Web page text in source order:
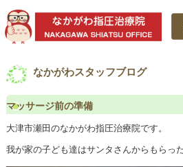
なかがわスタッフブログ
マッサージ前の準備
大津市瀬田のなかがわ指圧治療院です。
我が家の子ども達はサンタさんからもらっ